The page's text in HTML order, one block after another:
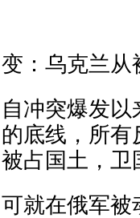
变：乌克兰从
自冲突爆发
的底线，所有
被占国土，卫
可就在俄军被